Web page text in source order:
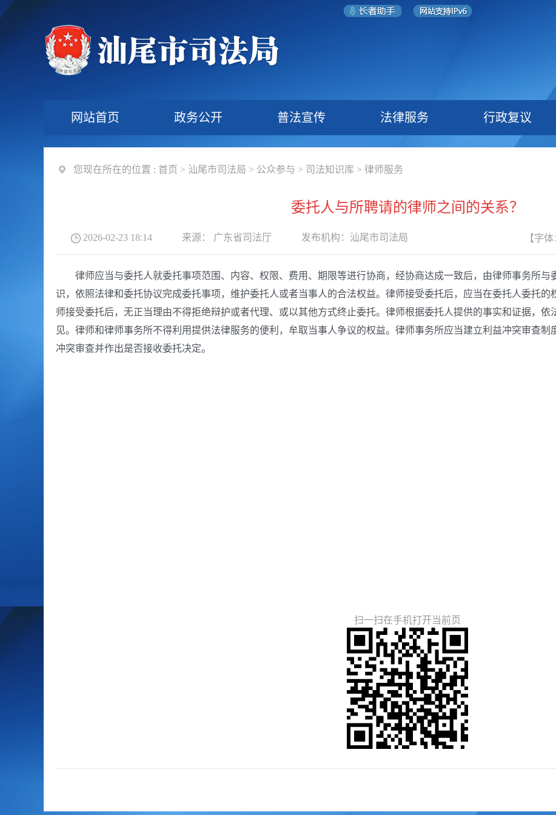
网站首页 政务公开 普法宣传 法律服务 行政复议
您现在所在的位置 : 首页 > 汕尾市司法局 > 公众参与 > 司法知识库 > 律师服务
委托人与所聘请的律师之间的关系？
2026-02-23 18:14 来源： 广东省司法厅 发布机构： 汕尾市司法局 【字体
律师应当与委托人就委托事项范围、内容、权限、费用、期限等进行协商，经协商达成一致后，由律师事务所与
识，依照法律和委托协议完成委托事项，维护委托人或者当事人的合法权益。律师接受委托后，应当在委托人委托
师接受委托后，无正当理由不得拒绝辩护或者代理、或以其他方式终止委托。律师根据委托人提供的事实和证据，
见。律师和律师事务所不得利用提供法律服务的便利，牟取当事人争议的权益。律师事务所应当建立利益冲突审查
冲突审查并作出是否接收委托决定。
扫一扫在手机打开当前页